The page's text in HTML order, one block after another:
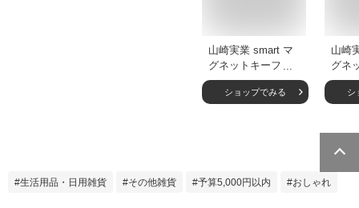
山崎実業 smart マ
グネットキーフック
＆トレイ スマート
（ 4903208027540
ブラック 鍵入れ 玄
ショップでみる
山崎
グネ
＆ト
（
ク
おし
シ
生活用品・日用雑貨 その他雑貨 予算5,000円以内 おしゃれ